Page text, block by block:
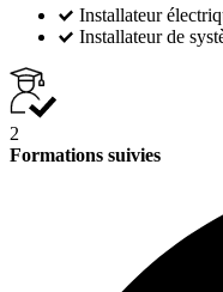
Installateur
Installateur de
2
Formations suivies